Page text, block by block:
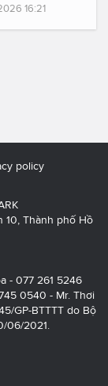
16:21
policy
10, Thành phố Hồ
- 077 261 5246
0540 - Mr. Thơi
GP-BTTTT do Bộ
06/2021.